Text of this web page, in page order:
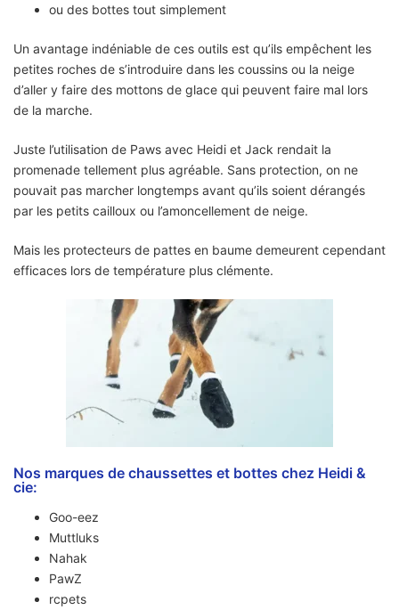
ou des bottes tout simplement
Un avantage indéniable de ces outils est qu’ils empêchent les
petites roches de s’introduire dans les coussins ou la neige
d’aller y faire des mottons de glace qui peuvent faire mal lors
de la marche.
Juste l’utilisation de Paws avec Heidi et Jack rendait la
promenade tellement plus agréable. Sans protection, on ne
pouvait pas marcher longtemps avant qu’ils soient dérangés
par les petits cailloux ou l’amoncellement de neige.
Mais les protecteurs de pattes en baume demeurent cependant
efficaces lors de température plus clémente.
Nos marques de chaussettes et bottes chez Heidi &
cie:
Goo-eez
Muttluks
Nahak
PawZ
rcpets